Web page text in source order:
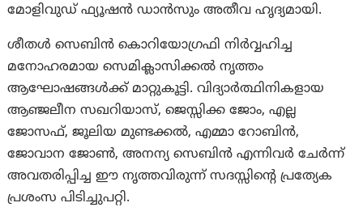
മോളിവുഡ് ഫ്യൂഷൻ ഡാൻസും അതീവ ഹൃദ്യമായി.
ശീതൾ സെബിൻ കൊറിയോഗ്രഫി നിർവ്വഹിച്ച
മനോഹരമായ സെമിക്ലാസിക്കൽ നൃത്തം
ആഘോഷങ്ങൾക്ക് മാറ്റുകൂട്ടി. വിദ്യാർത്ഥിനികളായ
ആഞ്ജലീന സഖറിയാസ്, ജെസ്സിക്ക ജോം, എല്ല
ജോസഫ്, ജൂലിയ മുണ്ടക്കൽ, എമ്മാ റോബിൻ,
ജോവാന ജോൺ, അനന്യ സെബിൻ എന്നിവർ ചേർന്ന്
അവതരിപ്പിച്ച ഈ നൃത്തവിരുന്ന് സദസ്സിന്റെ പ്രത്യേക
പ്രശംസ പിടിച്ചുപറ്റി.